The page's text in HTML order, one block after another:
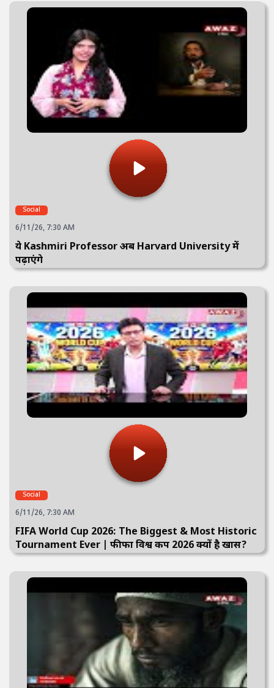
Social
6/11/26, 7:30 AM
ये Kashmiri Professor अब Harvard University में
पढ़ाएंगे
Social
6/11/26, 7:30 AM
FIFA World Cup 2026: The Biggest & Most Historic
Tournament Ever | फीफा विश्व कप 2026 क्यों है खास?